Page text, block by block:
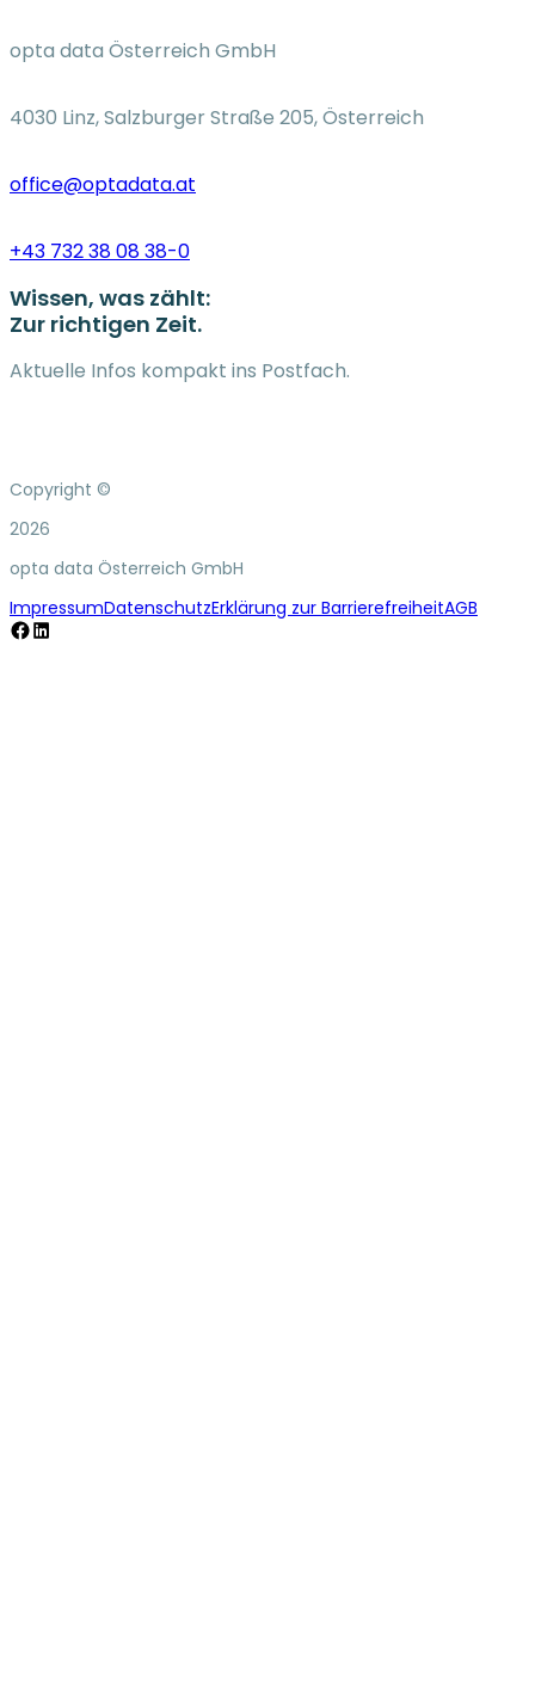
opta data Österreich GmbH
4030 Linz, Salzburger Straße 205, Österreich
office@optadata.at
+43 732 38 08 38-0
Wissen, was zählt:
Zur richtigen Zeit.
Aktuelle Infos kompakt ins Postfach.
Copyright ©
2026
opta data Österreich GmbH
ImpressumDatenschutzErklärung zur BarrierefreiheitAGB
Facebook